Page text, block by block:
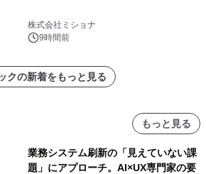
株式会社ミショナ
9時間前
クの新着をもっと見る
もっと見る
業務システム刷新の「見えていない課
題」にアプローチ。AI×UX専門家の要